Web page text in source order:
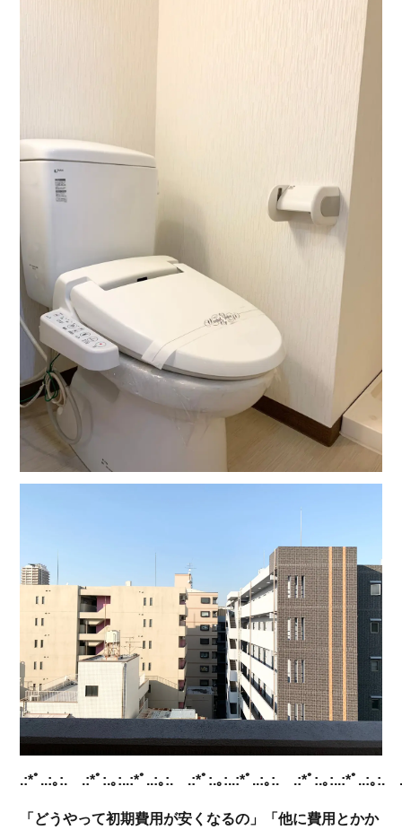
.:*ﾟ..:｡:. .:*ﾟ:.｡:..:*ﾟ..:｡:. .:*ﾟ:.｡:..:*ﾟ..:｡:. .:*ﾟ:.｡:..:*ﾟ..:｡:.
「どうやって初期費用が安くなるの」「他に費用とかか